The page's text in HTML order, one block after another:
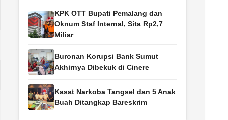
‎KPK OTT Bupati Pemalang dan
Oknum Staf Internal, Sita Rp2,7
Miliar
Buronan Korupsi Bank Sumut
Akhirnya Dibekuk di Cinere
Kasat Narkoba Tangsel dan 5 Anak
Buah Ditangkap Bareskrim